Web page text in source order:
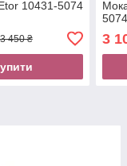
10431-5074
3 450 ₴ 3